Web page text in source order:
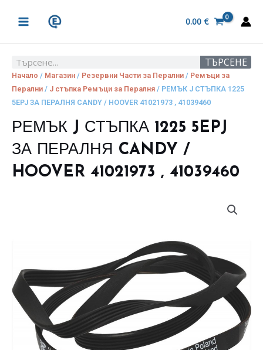
MENU
0.00 €
Search ТЪРСЕНЕ
Начало / Магазин / Резервни Части за Перални / Ремъци за
Перални / J стъпка Ремъци за Пералня / РЕМЪК J СТЪПКА 1225
5EPJ ЗА ПЕРАЛНЯ CANDY / HOOVER 41021973 , 41039460
РЕМЪК J СТЪПКА 1225 5EPJ
ЗА ПЕРАЛНЯ CANDY /
HOOVER 41021973 , 41039460